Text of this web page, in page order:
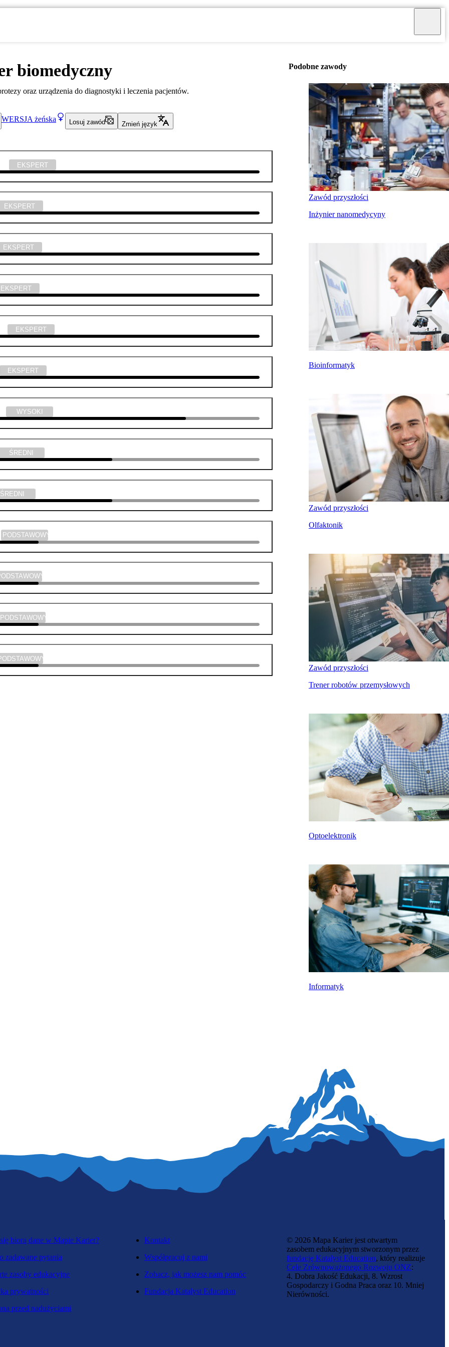
biomedyczny
oraz urządzenia do diagnostyki i leczenia pacjentów.
WERSJA żeńska Losuj zawód Zmień język
EKSPERT
EKSPERT
EKSPERT
EKSPERT
EKSPERT
EKSPERT
WYSOKI
ŚREDNI
ŚREDNI
PODSTAWOWY
PODSTAWOWY
PODSTAWOWY
PODSTAWOWY
Podobne zawody
Zawód przyszłości
Inżynier nanomedycyny
Bioinformatyk
Zawód przyszłości
Olfaktonik
Zawód przyszłości
Trener robotów przemysłowych
Optoelektronik
Informatyk
biorą dane w Mapie Karier?
zadawane pytania
zasoby edukacyjne
prywatności
przed nadużyciami
Kontakt
Współpracuj z nami
Zobacz, jak możesz nam pomóc
Fundacja Katalyst Education
© 2026 Mapa Karier jest otwartym
zasobem edukacyjnym stworzonym przez
fundację Katalyst Education, który realizuje
Cele Zrównoważonego Rozwoju ONZ:
4. Dobra Jakość Edukacji, 8. Wzrost
Gospodarczy i Godna Praca oraz 10. Mniej
Nierówności.